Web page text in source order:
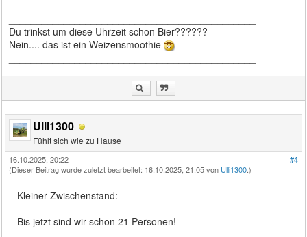
Du trinkst um diese Uhrzeit schon Bier??????
Nein.... das ist ein Weizensmoothie
Ulli1300
Fühlt sich wie zu Hause
#4
16.10.2025, 20:22
(Dieser Beitrag wurde zuletzt bearbeitet: 16.10.2025, 21:05 von Ulli1300.)
Kleiner Zwischenstand:
Bis jetzt sind wir schon 21 Personen!